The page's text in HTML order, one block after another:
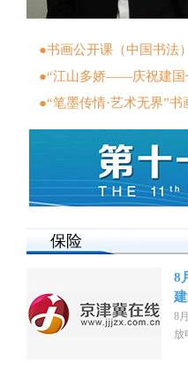
●书画公开课（中国书法
●“江山多娇——庆祝建国
●“笔墨传情·艺术无界”书
保险
8
8
放